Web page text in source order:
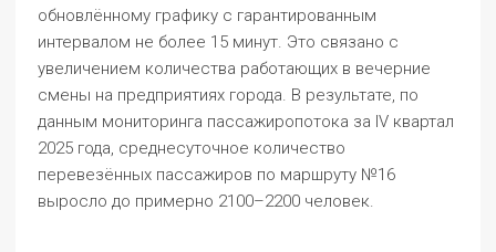
обновлённому графику с гарантированным
интервалом не более 15 минут. Это связано с
увеличением количества работающих в вечерние
смены на предприятиях города. В результате, по
данным мониторинга пассажиропотока за IV квартал
2025 года, среднесуточное количество
перевезённых пассажиров по маршруту №16
выросло до примерно 2100–2200 человек.